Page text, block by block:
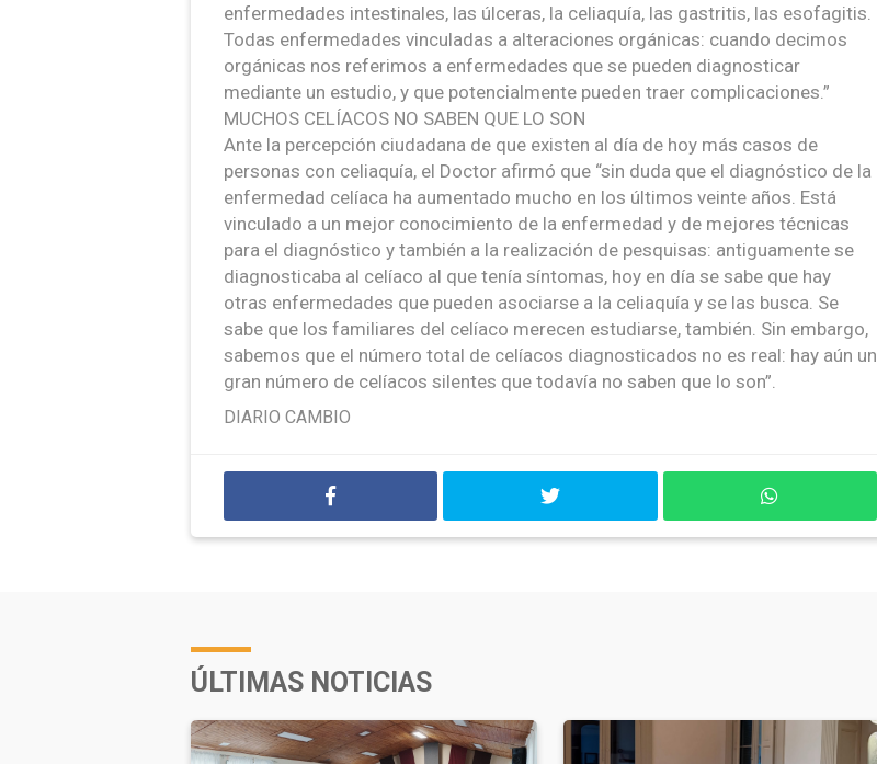
enfermedades intestinales, las úlceras, la celiaquía, las gastritis, las esofagitis.
Todas enfermedades vinculadas a alteraciones orgánicas: cuando decimos
orgánicas nos referimos a enfermedades que se pueden diagnosticar
mediante un estudio, y que potencialmente pueden traer complicaciones.”
MUCHOS CELÍACOS NO SABEN QUE LO SON
Ante la percepción ciudadana de que existen al día de hoy más casos de
personas con celiaquía, el Doctor afirmó que “sin duda que el diagnóstico de la
enfermedad celíaca ha aumentado mucho en los últimos veinte años. Está
vinculado a un mejor conocimiento de la enfermedad y de mejores técnicas
para el diagnóstico y también a la realización de pesquisas: antiguamente se
diagnosticaba al celíaco al que tenía síntomas, hoy en día se sabe que hay
otras enfermedades que pueden asociarse a la celiaquía y se las busca. Se
sabe que los familiares del celíaco merecen estudiarse, también. Sin embargo,
sabemos que el número total de celíacos diagnosticados no es real: hay aún un
gran número de celíacos silentes que todavía no saben que lo son”.
DIARIO CAMBIO
ÚLTIMAS NOTICIAS